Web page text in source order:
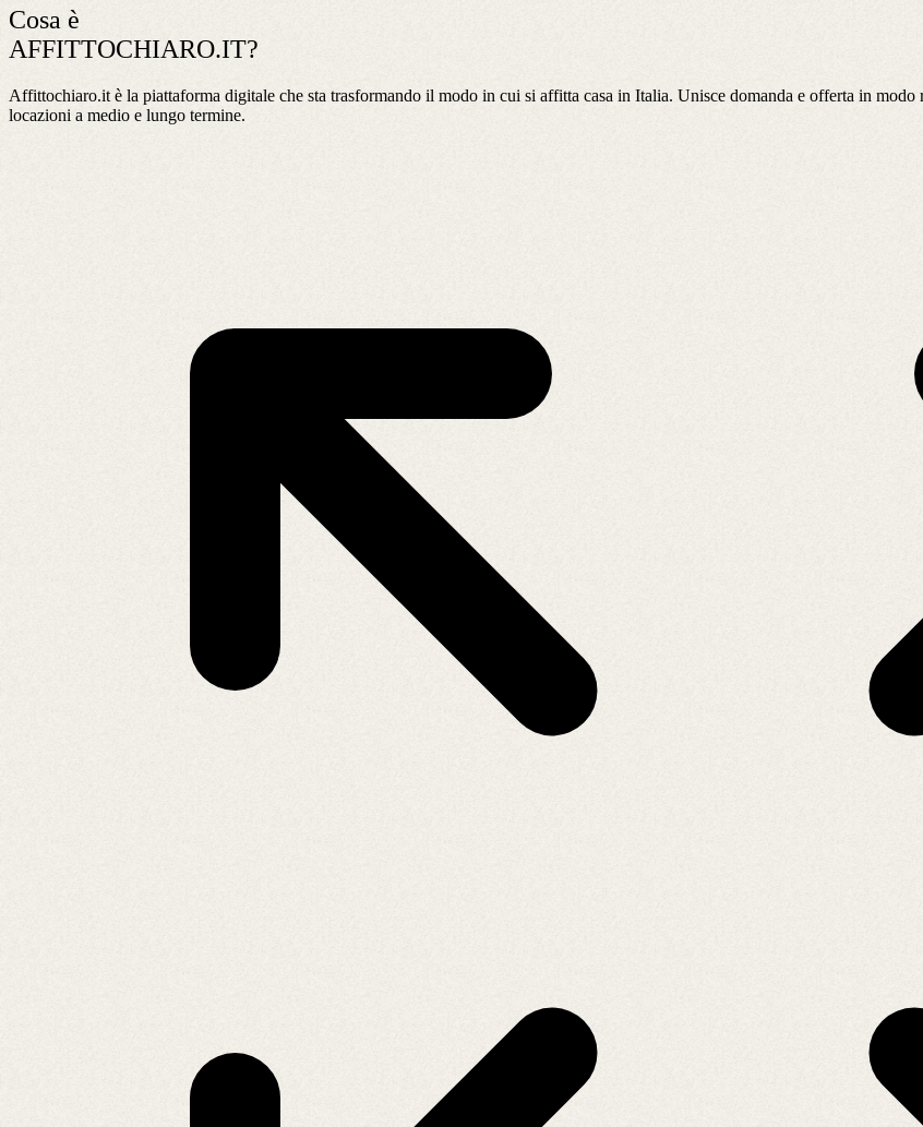
Cosa è
AFFITTOCHIARO.IT?
Affittochiaro.it è la piattaforma digitale che sta trasformando il modo in cui si affitta casa in Italia. Unisce domanda e offerta in
locazioni a medio e lungo termine.